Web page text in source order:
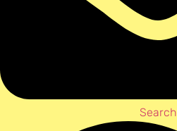
Search